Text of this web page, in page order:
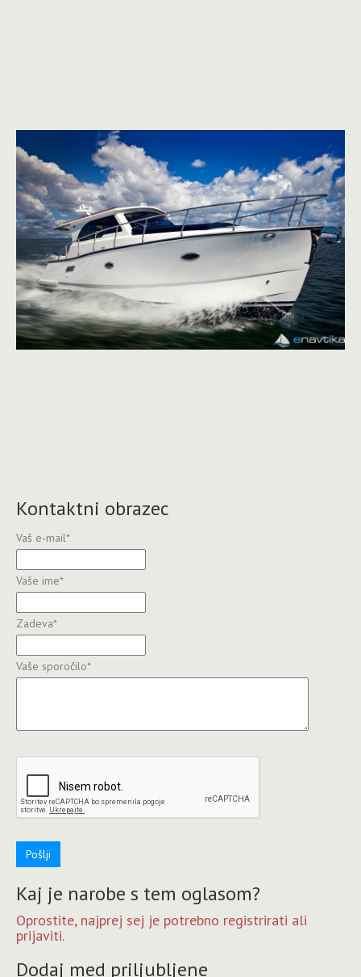
Kontaktni obrazec
Vaš e-mail*
Vaše ime*
Zadeva*
Vaše sporočilo*
Pošlji
Kaj je narobe s tem oglasom?
Oprostite, najprej sej je potrebno registrirati ali
prijaviti.
Dodaj med priljubljene